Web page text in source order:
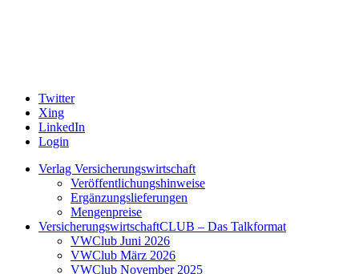
Twitter
Xing
LinkedIn
Login
Verlag Versicherungswirtschaft
Veröffentlichungshinweise
Ergänzungslieferungen
Mengenpreise
VersicherungswirtschaftCLUB – Das Talkformat
VWClub Juni 2026
VWClub März 2026
VWClub November 2025